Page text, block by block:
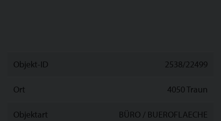
Objekt-ID 2538/22499
Ort 4050 Traun
Objektart BÜRO / BUEROFLAECHE